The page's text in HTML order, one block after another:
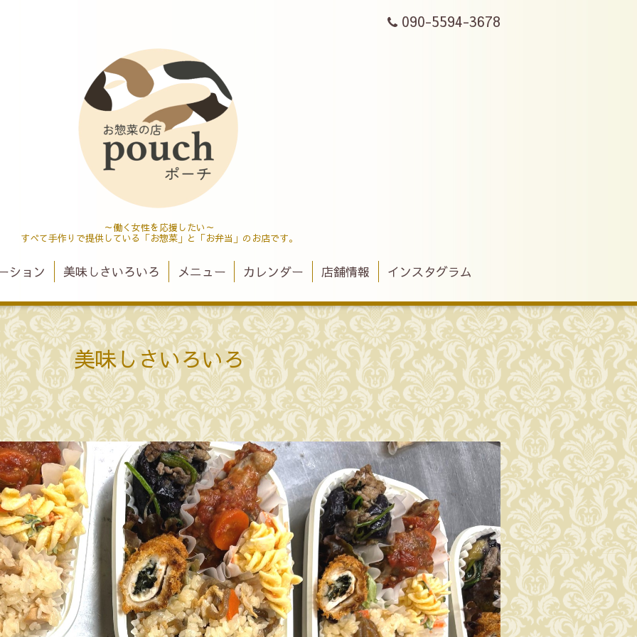
090-5594-3678
～働く女性を応援したい～
すべて手作りで提供している「お惣菜」と「お弁当」のお店です。
ション 美味しさいろいろ メニュー カレンダー 店舗情報 インスタグラム
美味しさいろいろ